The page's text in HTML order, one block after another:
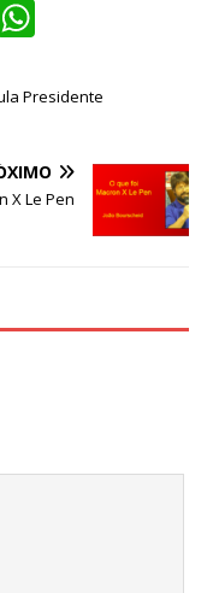
at
A
p
Presidente
X Le Pen